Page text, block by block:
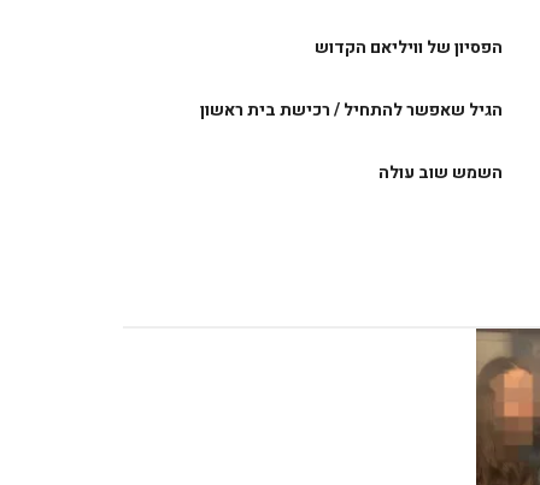
הפסיון של וויליאם הקדוש
הגיל שאפשר להתחיל / רכישת בית ראשון
השמש שוב עולה